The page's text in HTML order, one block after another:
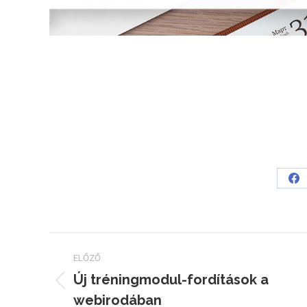
Post
navigation
ELŐZŐ
Previous
Új tréningmodul-fordítások a
webirodában